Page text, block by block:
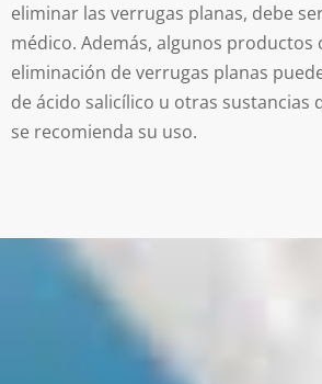
eliminar las verrugas planas, debe
médico. Además, algunos productos
eliminación de verrugas planas
de ácido salicílico u otras sustancias
se recomienda su uso.